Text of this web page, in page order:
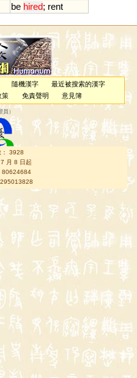
be hired; rent
隨機漢字
最近被搜索的漢字
策 免責聲明 意見簿
員）
： 3928
月 8 日起
80624684